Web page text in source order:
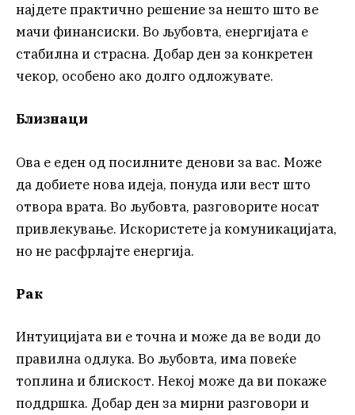
најдете практично решение за нешто што ве
мачи финансиски. Во љубовта, енергијата е
стабилна и страсна. Добар ден за конкретен
чекор, особено ако долго одложувате.
Близнаци
Ова е еден од посилните денови за вас. Може
да добиете нова идеја, понуда или вест што
отвора врата. Во љубовта, разговорите носат
привлекување. Искористете ја комуникацијата,
но не расфрлајте енергија.
Рак
Интуицијата ви е точна и може да ве води до
правилна одлука. Во љубовта, има повеќе
топлина и блискост. Некој може да ви покаже
поддршка. Добар ден за мирни разговори и